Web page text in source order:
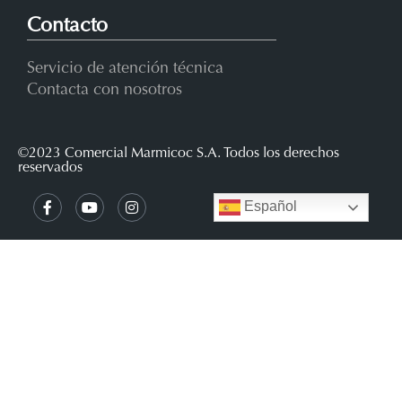
Contacto
Servicio de atención técnica
Contacta con nosotros
©2023 Comercial Marmicoc S.A. Todos los derechos
reservados
Español